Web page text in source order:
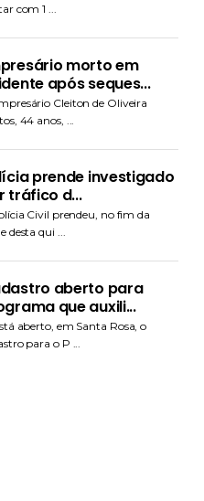
com 1 ...
morto em
após seques...
Cleiton de Oliveira
44 anos, ...
prende investigado
tráfico d...
Civil prendeu, no fim da
desta qui ...
aberto para
que auxili...
aberto, em Santa Rosa, o
para o P ...